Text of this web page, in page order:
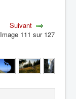
Suivant
Image 111 sur 127